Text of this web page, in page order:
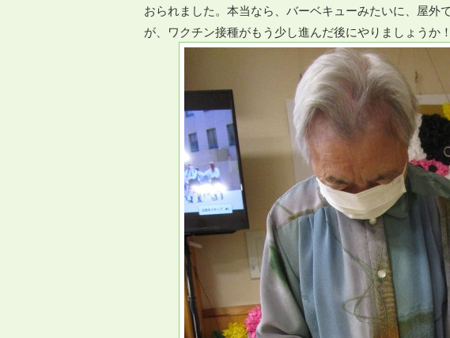
おられました。本当なら、バーベキューみたいに、屋外
が、ワクチン接種がもう少し進んだ後にやりましょうか